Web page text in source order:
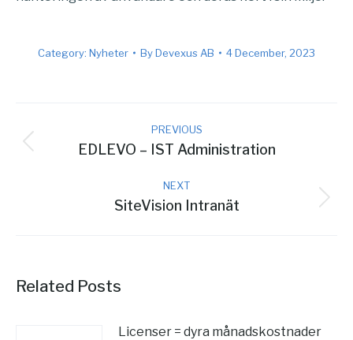
Category: Nyheter ByDevexus AB 4 December, 2023
navigation
PREVIOUS
Previous
EDLEVO – IST Administration
NEXT
Next
SiteVision Intranät
Related Posts
Licenser = dyra månadskostnader